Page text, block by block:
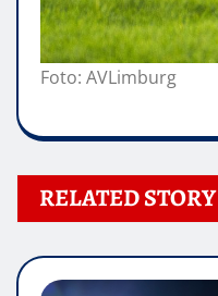
Foto: AVLimburg
RELATED STORY